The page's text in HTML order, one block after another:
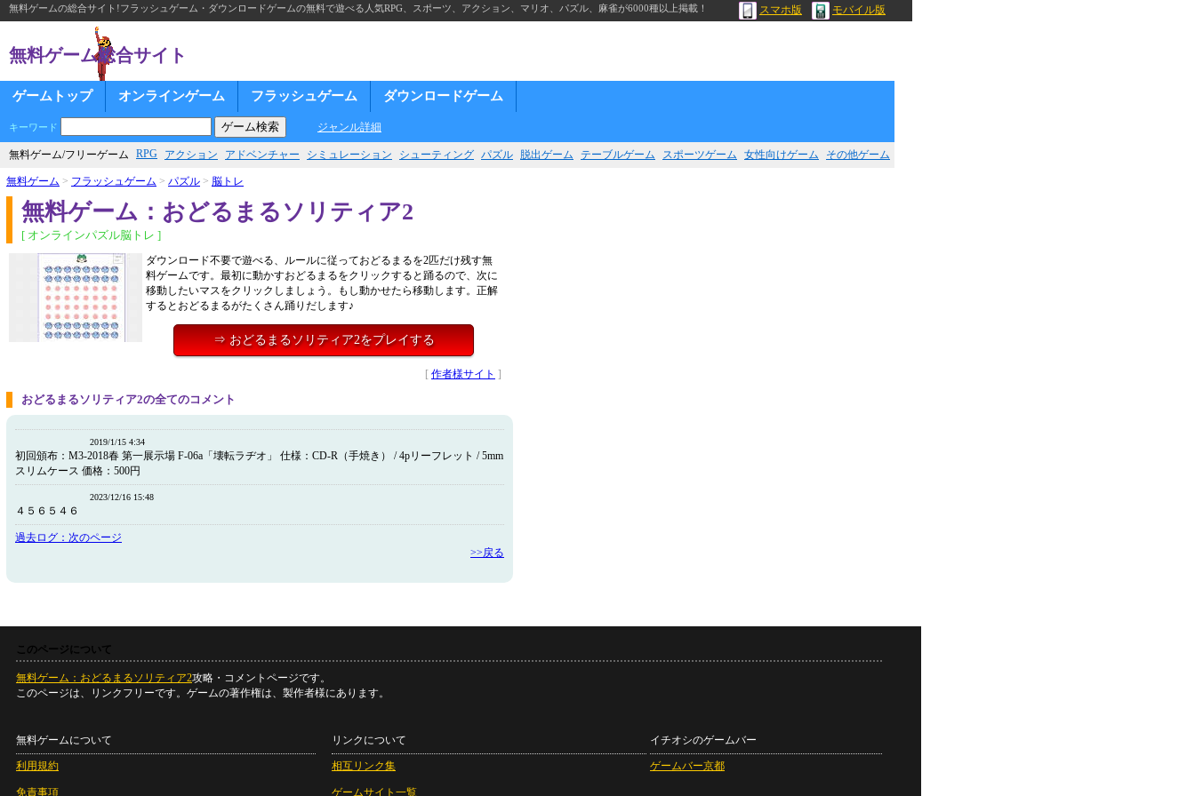
無料ゲームの総合サイト!フラッシュゲーム・ダウンロードゲームの無料で遊べる人気RPG、スポーツ、アクション、マリオ、パズル、麻雀が6000種以上掲載！ スマホ版 モバイル版
無料ゲーム総合サイト
ゲームトップ オンラインゲーム フラッシュゲーム ダウンロードゲーム
キーワード ジャンル詳細
無料ゲーム/フリーゲーム RPG アクション アドベンチャー シミュレーション シューティング パズル 脱出ゲーム テーブルゲーム スポーツゲーム 女性向けゲーム その他ゲーム
無料ゲーム > フラッシュゲーム > パズル > 脳トレ
無料ゲーム：おどるまるソリティア2
[ オンラインパズル脳トレ ]
ダウンロード不要で遊べる、ルールに従っておどるまるを2匹だけ残す無
料ゲームです。最初に動かすおどるまるをクリックすると踊るので、次に
移動したいマスをクリックしましょう。もし動かせたら移動します。正解
するとおどるまるがたくさん踊りだします♪
⇒ おどるまるソリティア2をプレイする
[ 作者様サイト ]
おどるまるソリティア2の全てのコメント
2019/1/15 4:34
初回頒布：M3-2018春 第一展示場 F-06a「壊転ラヂオ」 仕様：CD-R（手焼き） / 4pリーフレット / 5mm
スリムケース 価格：500円
2023/12/16 15:48
４５６５４６
過去ログ：次のページ
>>戻る
このページについて
無料ゲーム：おどるまるソリティア2攻略・コメントページです。
このページは、リンクフリーです。ゲームの著作権は、製作者様にあります。
無料ゲームについて
利用規約
免責事項
リンクについて
相互リンク集
ゲームサイト一覧
イチオシのゲームバー
ゲームバー京都